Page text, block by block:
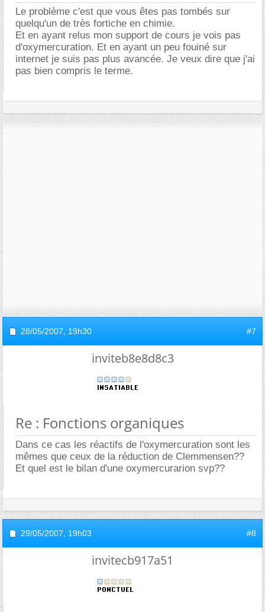
Le problème c'est que vous êtes pas tombés sur
quelqu'un de très fortiche en chimie.
Et en ayant relus mon support de cours je vois pas
d'oxymercuration. Et en ayant un peu fouiné sur
internet je suis pas plus avancée. Je veux dire que j'ai
pas bien compris le terme.
28/05/2007, 19h30 #7
inviteb8e8d8c3
Re : Fonctions organiques
Dans ce cas les réactifs de l'oxymercuration sont les
mêmes que ceux de la réduction de Clemmensen??
Et quel est le bilan d'une oxymercurarion svp??
29/05/2007, 19h03 #8
invitecb917a51